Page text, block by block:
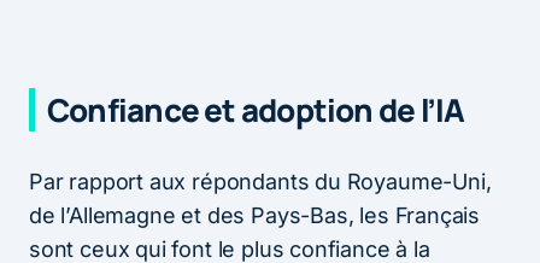
Confiance et adoption de l’IA
Par rapport aux répondants du Royaume-Uni,
de l’Allemagne et des Pays-Bas, les Français
sont ceux qui font le plus confiance à la